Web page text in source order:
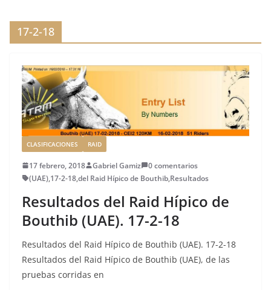
o
k
ir
17-2-18
CLASIFICACIONES RAID
17 febrero, 2018 Gabriel Gamiz
0 comentarios
(UAE),17-2-18,del Raid Hípico de Bouthib,Resultados
Resultados del Raid Hípico de
Bouthib (UAE). 17-2-18
Resultados del Raid Hípico de Bouthib (UAE). 17-2-18
Resultados del Raid Hípico de Bouthib (UAE), de las
pruebas corridas en